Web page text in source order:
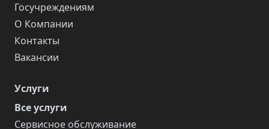
Госучреждениям
О Компании
Контакты
Вакансии
Услуги
Все услуги
Сервисное обслуживание